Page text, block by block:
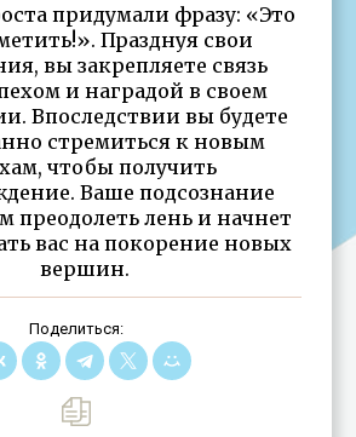
придумали фразу: «Это
Празднуя свои
вы закрепляете связь
и наградой в своем
Впоследствии вы будете
стремиться к новым
чтобы получить
Ваше подсознание
преодолеть лень и начнет
вас на покорение новых
вершин.
Поделиться: